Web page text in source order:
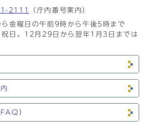
2111
（庁内番号案内）
金曜日の午前9時から午後5時まで
祝日、12月29日から翌年1月3日までは
）